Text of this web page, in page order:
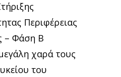
Περιφέρειας
– Φάση Β
χαρά τους
του